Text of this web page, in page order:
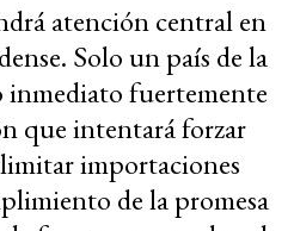
atención central en
Solo un país de la
inmediato fuertemente
que intentará forzar
importaciones
de la promesa